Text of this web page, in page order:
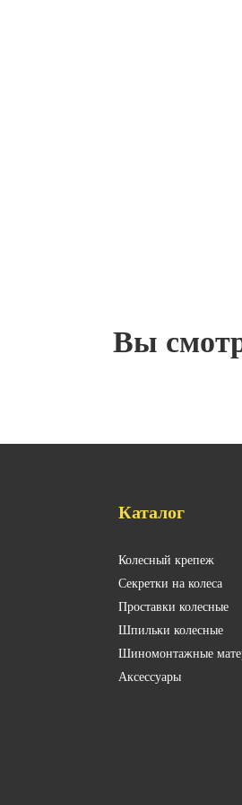
Вы
Каталог
Колесный крепеж
Секретки на колеса
Проставки колесные
Шпильки колесные
Шиномонтажные
Аксессуары